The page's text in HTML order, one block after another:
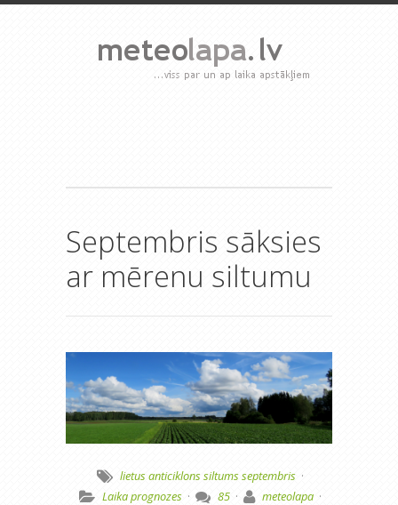
Septembris sāksies
ar mērenu siltumu
lietus anticiklons siltumsseptembris ·
Laika prognozes · 85 · meteolapa ·